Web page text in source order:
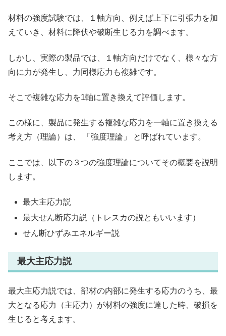
材料の強度試験では、１軸方向、例えば上下に引張力を加
えていき、材料に降伏や破断生じる力を調べます。
しかし、実際の製品では、１軸方向だけでなく、様々な方
向に力が発生し、力同様応力も複雑です。
そこで複雑な応力を1軸に置き換えて評価します。
この様に、製品に発生する複雑な応力を一軸に置き換える
考え方（理論）は、 「強度理論」 と呼ばれています。
ここでは、以下の３つの強度理論についてその概要を説明
します。
最大主応力説
最大せん断応力説（トレスカの説ともいいます）
せん断ひずみエネルギー説
最大主応力説
最大主応力説では、部材の内部に発生する応力のうち、最
大となる応力（主応力）が材料の強度に達した時、破損を
生じると考えます。